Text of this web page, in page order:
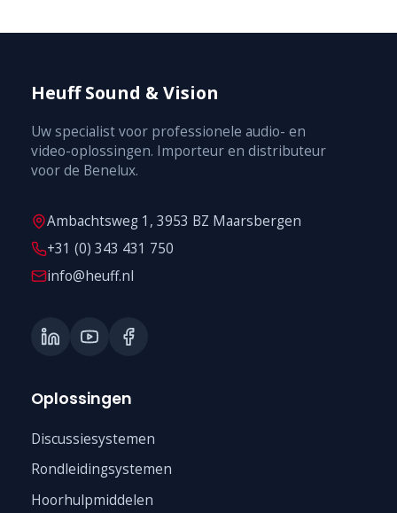
Heuff Sound & Vision
Uw specialist voor professionele audio- en
video-oplossingen. Importeur en distributeur
voor de Benelux.
Ambachtsweg 1, 3953 BZ Maarsbergen
+31 (0) 343 431 750
info@heuff.nl
Oplossingen
Discussiesystemen
Rondleidingsystemen
Hoorhulpmiddelen